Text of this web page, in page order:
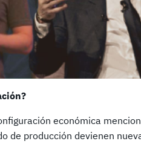
económica
de producción devienen